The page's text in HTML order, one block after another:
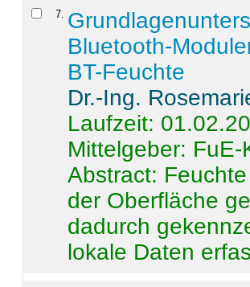
7
Bluetooth-
BT-Feuchte
Dr.-Ing.
Laufzeit:
Mittelgeber:
Abstract:
der Oberfläche
dadurch
lokale Daten